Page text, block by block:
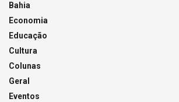
Bahia
Economia
Educação
Cultura
Colunas
Geral
Eventos